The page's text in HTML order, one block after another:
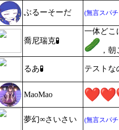
ぶるーそーだ (無言スパ
喬尼瑞克🧪
一体どこ
，
るあ🧪 テストな
MaoMao
夢幻∞さいさい (無言スパ